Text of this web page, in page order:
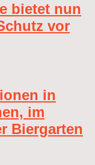
bietet nun
vor
in
im
Biergarten